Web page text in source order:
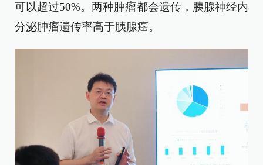
可以超过50%。两种肿瘤都会遗传，胰腺神经内
分泌肿瘤遗传率高于胰腺癌。